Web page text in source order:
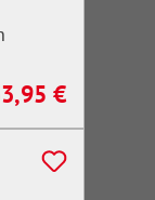
Preis:
€